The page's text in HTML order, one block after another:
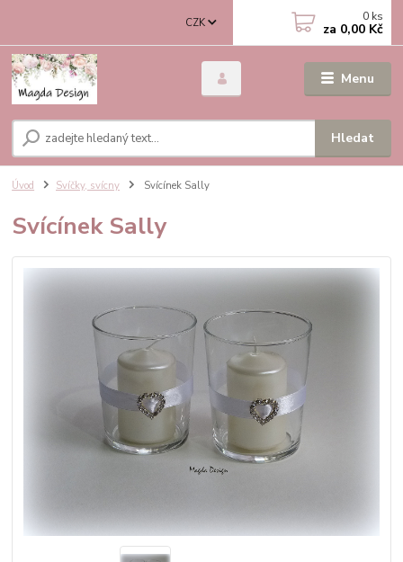
Menu
CZK
Hledat
0 ks
za 0,00 Kč
Úvod Svíčky, svícny Svícínek Sally
Svícínek Sally